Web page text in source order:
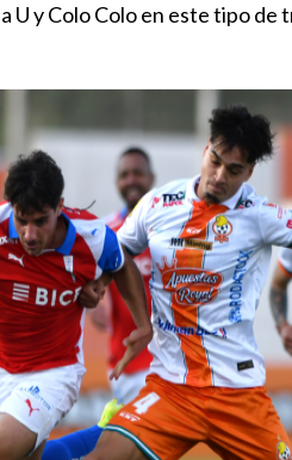
U y Colo Colo en este tipo